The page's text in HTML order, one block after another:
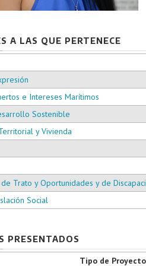
A LAS QUE PERTENECE
e Intereses Marítimos
Sostenible
y Vivienda
Trato y Oportunidades y de
Social
PRESENTADOS
Tipo de Proyecto